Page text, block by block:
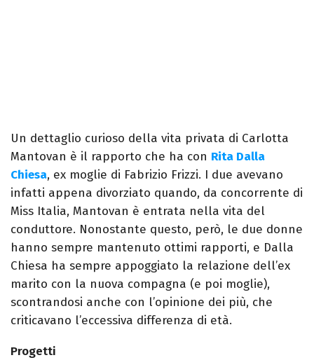
Un dettaglio curioso della vita privata di Carlotta
Mantovan è il rapporto che ha con Rita Dalla
Chiesa, ex moglie di Fabrizio Frizzi. I due avevano
infatti appena divorziato quando, da concorrente di
Miss Italia, Mantovan è entrata nella vita del
conduttore. Nonostante questo, però, le due donne
hanno sempre mantenuto ottimi rapporti, e Dalla
Chiesa ha sempre appoggiato la relazione dell’ex
marito con la nuova compagna (e poi moglie),
scontrandosi anche con l’opinione dei più, che
criticavano l’eccessiva differenza di età.
Progetti